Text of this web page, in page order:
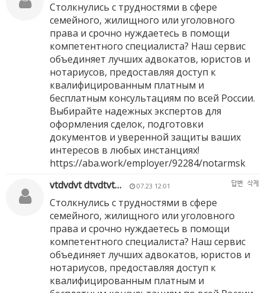
Столкнулись с трудностями в сфере
семейного, жилищного или уголовного
права и срочно нуждаетесь в помощи
компетентного специалиста? Наш сервис
объединяет лучших адвокатов, юристов и
нотариусов, предоставляя доступ к
квалифицированным платным и
бесплатным консультациям по всей России.
Выбирайте надежных экспертов для
оформления сделок, подготовки
документов и уверенной защиты ваших
интересов в любых инстанциях!
https://aba.work/employer/92284/notarmsk
vtdvdvt dtvdtvt…
07.23 12:01 답변 삭제
Столкнулись с трудностями в сфере
семейного, жилищного или уголовного
права и срочно нуждаетесь в помощи
компетентного специалиста? Наш сервис
объединяет лучших адвокатов, юристов и
нотариусов, предоставляя доступ к
квалифицированным платным и